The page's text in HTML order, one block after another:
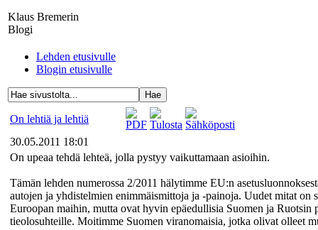
Klaus Bremerin
Blogi
Lehden etusivulle
Blogin etusivulle
On lehtiä ja lehtiä
30.05.2011 18:01
On upeaa tehdä lehteä, jolla pystyy vaikuttamaan asioihin.
Tämän lehden numerossa 2/2011 hälytimme EU:n
autojen ja yhdistelmien enimmäismittoja ja -painoja. Uudet mitat on
Euroopan maihin, mutta ovat hyvin epäedullisia Suomen ja
tieolosuhteille. Moitimme Suomen viranomaisia, jotka olivat olleet